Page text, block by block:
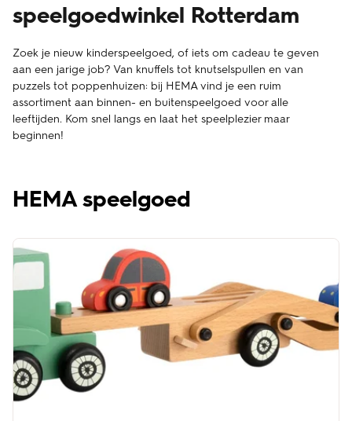
speelgoedwinkel Rotterdam
Zoek je nieuw kinderspeelgoed, of iets om cadeau te geven
aan een jarige job? Van knuffels tot knutselspullen en van
puzzels tot poppenhuizen: bij HEMA vind je een ruim
assortiment aan binnen- en buitenspeelgoed voor alle
leeftijden. Kom snel langs en laat het speelplezier maar
beginnen!
HEMA speelgoed